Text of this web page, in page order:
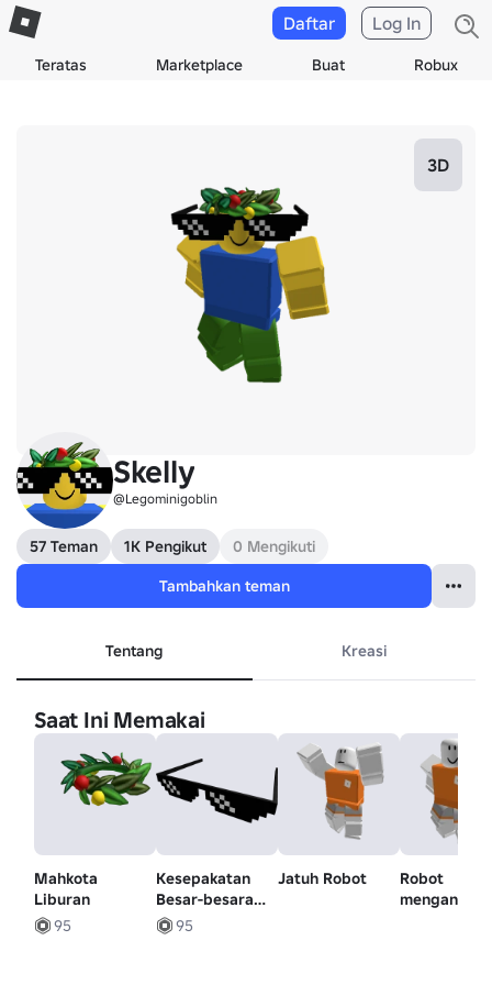
Teratas Marketplace Buat Robux
Daftar Log In
3D
Skelly
@Legominigoblin
57 Teman 1K Pengikut
0 Mengikuti
Tambahkan teman
Tentang Kreasi
Saat Ini Memakai
Mahkota
Liburan
95
Kesepakatan
Besar-besaran
Dengan
Bayangannya
95
Jatuh Robot
Robot